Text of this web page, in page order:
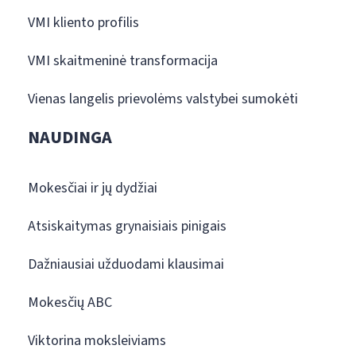
VMI kliento profilis
VMI skaitmeninė transformacija
Vienas langelis prievolėms valstybei sumokėti
NAUDINGA
Mokesčiai ir jų dydžiai
Atsiskaitymas grynaisiais pinigais
Dažniausiai užduodami klausimai
Mokesčių ABC
Viktorina moksleiviams